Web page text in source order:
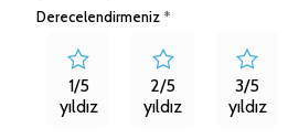
Derecelendirmeniz *
1/5
yıldız
2/5
yıldız
3/5
yıldız